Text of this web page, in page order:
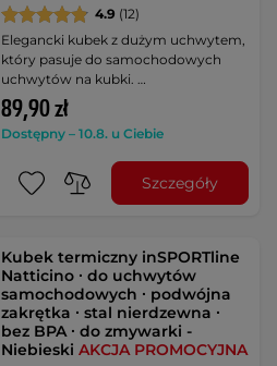
4.9 (12)
Elegancki kubek z dużym uchwytem,
który pasuje do samochodowych
uchwytów na kubki. …
89,90 zł
Dostępny – 10.8. u Ciebie
Szczegóły
Kubek termiczny inSPORTline
Natticino ∙ do uchwytów
samochodowych ∙ podwójna
zakrętka ∙ stal nierdzewna ∙
bez BPA ∙ do zmywarki -
NiebieskiAKCJA PROMOCYJNA